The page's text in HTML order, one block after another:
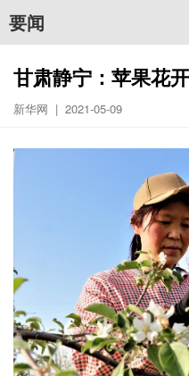
要闻
甘肃静宁：苹果花开
新华网 | 2021-05-09